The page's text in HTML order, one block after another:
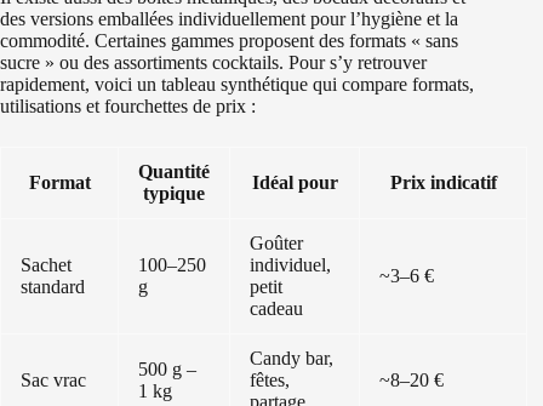
des versions emballées individuellement pour l’hygiène et la
commodité. Certaines gammes proposent des formats « sans
sucre » ou des assortiments cocktails. Pour s’y retrouver
rapidement, voici un tableau synthétique qui compare formats,
utilisations et fourchettes de prix :
Format
Quantité
typique
Idéal pour Prix indicatif
Sachet
standard
100–250
g
Goûter
individuel,
petit
cadeau
~3–6 €
Sac vrac
500 g –
1 kg
Candy bar,
fêtes,
~8–20 €